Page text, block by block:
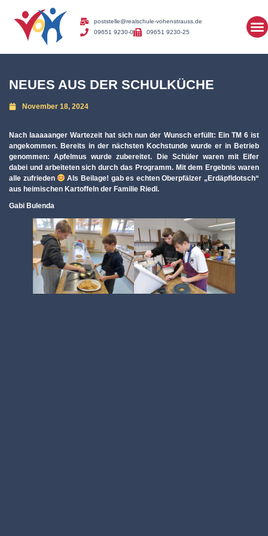
poststelle@realschule-vohenstrauss.de
09651 9230-0
09651 9230-25
NEUES AUS DER SCHULKÜCHE
November 18, 2024
Nach laaaaanger Wartezeit hat sich nun der Wunsch erfüllt: Ein TM 6 ist
angekommen. Bereits in der nächsten Kochstunde wurde er in Betrieb
genommen: Apfelmus wurde zubereitet. Die Schüler waren mit Eifer
dabei und arbeiteten sich durch das Programm. Mit dem Ergebnis waren
alle zufrieden
Als Beilage! gab es echten Oberpfälzer „Erdäpfldotsch“
aus heimischen Kartoffeln der Familie Riedl.
Gabi Bulenda